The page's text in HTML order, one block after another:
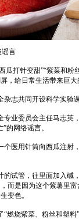
谣言
瓜打针变甜”“紫菜和
，给日常生活带来巨大
杂志共同开设科学实
专业委员会主任马志
的网络谣言。
个医用针筒向西瓜注
的试管，往里面加入
而是因为这个紫薯里
变色。
“燃烧紫菜、粉丝和塑